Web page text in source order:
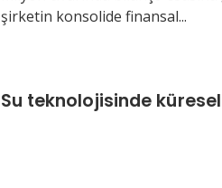
şirketin konsolide finansal...
Su teknolojisinde